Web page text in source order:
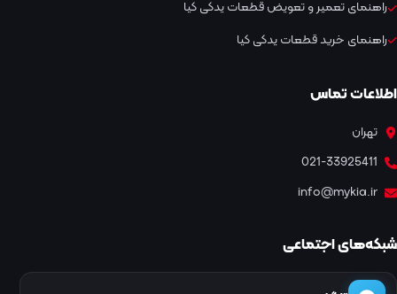
راهنمای تعمیر و تعویض قطعات یدکی کیا
راهنمای خرید قطعات یدکی کیا
اطلاعات تماس
تهران
021-33925411
info@mykia.ir
شبکه‌های اجتماعی